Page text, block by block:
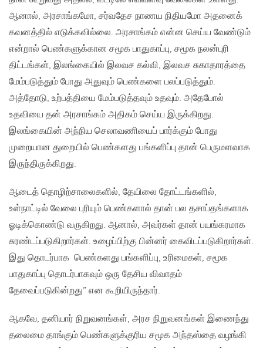
ஆனால், அரசாங்கமோ, சர்வதேச நாணய நிதியமோ அதனைக்
கவனத்தில் எடுக்கவில்லை. அரசாங்கம் என்ன செய்ய வேண்டும்
என்றால் பெண்களுக்கான சமூக பாதுகாப்பு, சமூக நலன்புரி
திட்டங்கள், இலங்கையில் இலவச கல்வி, இலவச சுகாதாரத்தை
மேம்படுத்தும் போது அதுவும் பெண்களை பலப்படுத்தும்.
அத்தோடு, உற்பத்தியை மேம்படுத்தவும் உதவும். அதேபோல்
உதவியை தன் அரசாங்கம் அதிகம் செய்ய இருக்கிறது.
இலங்கையின் அந்நிய செலாவணியைப் பார்க்கும் போது
முறையான துறையில் பெண்களது பங்களிப்பு தான் பெருமளவாக
இருந்திருக்கிறது.
ஆடைத் தொழிற்சாலைகளில், தேயிலை தோட்டங்களில்,
உள்நாட்டில் வேலை புரியும் பெண்களால் தான் பல தசாப்தங்களாக
ஓடிக்கொண்டு வருகிறது. ஆனால், அவர்கள் தான் பயங்கரமாக
சுரண்டப்படுகிறார்கள். உழைப்பிற்கு பின்னர் கைவிடப்படுகிறார்கள்.
இது தொடர்பாக பெண்களது பங்களிப்பு, உரிமைகள், சமூக
பாதுகாப்பு தொடர்பாகவும் ஒரு தேசிய விவாதம்
தேவைப்படுகின்றது” என கூறியிருந்தார்.
ஆகவே, தனியார் நிறுவனங்கள், அரச நிறுவனங்கள் இணைந்து
தலைமை தாங்கும் பெண்களுக்குரிய சமூக அந்தஸ்தை வழங்கி